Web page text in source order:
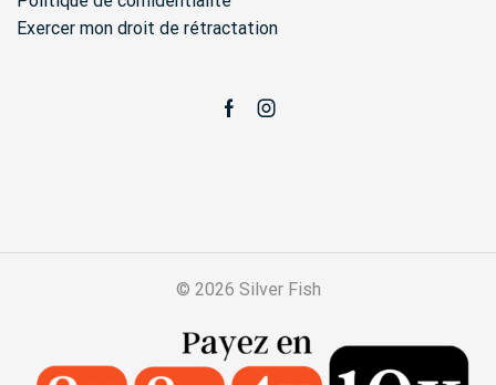
Exercer mon droit de rétractation
FacebookInstagram
© 2026 Silver Fish